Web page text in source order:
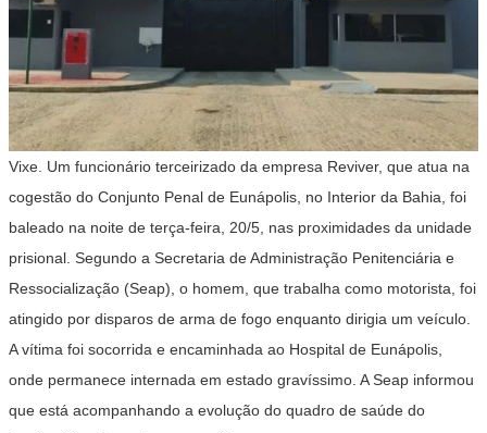
Vixe. Um funcionário terceirizado da empresa Reviver, que atua na
cogestão do Conjunto Penal de Eunápolis, no Interior da Bahia, foi
baleado na noite de terça-feira, 20/5, nas proximidades da unidade
prisional. Segundo a Secretaria de Administração Penitenciária e
Ressocialização (Seap), o homem, que trabalha como motorista, foi
atingido por disparos de arma de fogo enquanto dirigia um veículo.
A vítima foi socorrida e encaminhada ao Hospital de Eunápolis,
onde permanece internada em estado gravíssimo. A Seap informou
que está acompanhando a evolução do quadro de saúde do